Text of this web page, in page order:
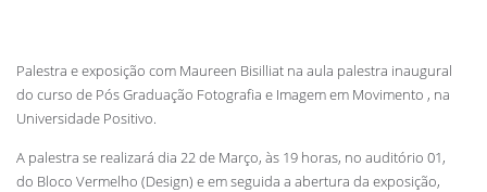
Palestra e exposição com Maureen Bisilliat na aula palestra inaugural
do curso de Pós Graduação Fotografia e Imagem em Movimento , na
Universidade Positivo.
A palestra se realizará dia 22 de Março, às 19 horas, no auditório 01,
do Bloco Vermelho (Design) e em seguida a abertura da exposição,